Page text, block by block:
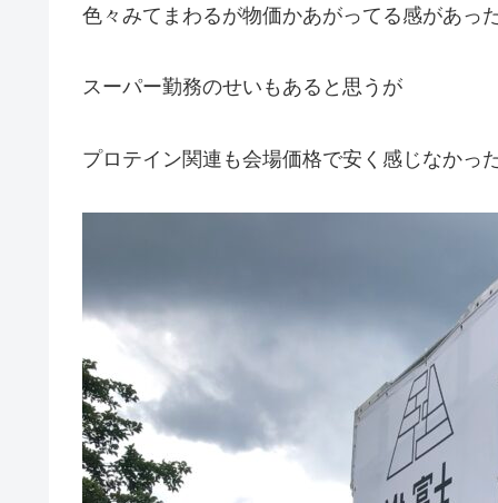
色々みてまわるが物価かあがってる感があっ
スーパー勤務のせいもあると思うが
プロテイン関連も会場価格で安く感じなかっ